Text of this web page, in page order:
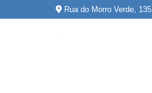
Rua do Morro Verde, 135